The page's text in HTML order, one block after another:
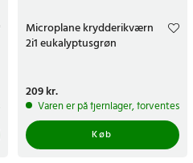
blive sendt inden for 5-7 hverdage
Microplane krydderikværn
2i1 eukalyptusgrøn
Pris:209 kr.
209 kr.
Varen er på fjernlager, forventes
Køb